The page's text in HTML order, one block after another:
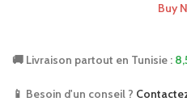
Buy
🚚 Livraison partout en Tunisie :
📱 Besoin d'un conseil ?